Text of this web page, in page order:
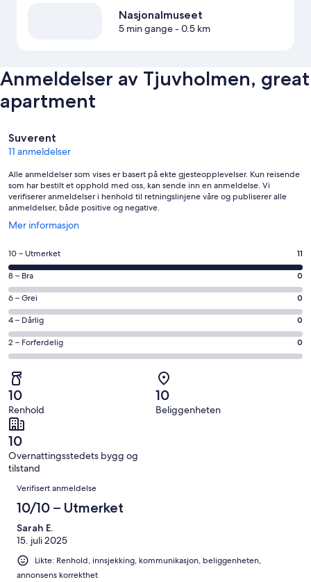
Nasjonalmuseet
5 min gange- 0.5 km
Anmeldelser av Tjuvholmen, great
apartment
Anmeldelser
Suverent
11 anmeldelser
Alle anmeldelser som vises er basert på ekte gjesteopplevelser. Kun reisende
som har bestilt et opphold med oss, kan sende inn en anmeldelse. Vi
verifiserer anmeldelser i henhold til retningslinjene våre og publiserer alle
anmeldelser, både positive og negative.
Mer informasjon
Åpnes
et
nytt
vindu
Rangering
på
10
−
Utmerket.
11
av
totalt
11
anmeldelser.
10 – Utmerket 11
Rangering
på
8
−
Bra.
0
totalt
11
anmeldelser.
8 – Bra 0
Rangering
på
6
−
Grei.
0
av
totalt
11
anmeldelser.
6 – Grei 0
Rangering
på
4
Dårlig.
0
av
totalt
11
anmeldelser.
4 – Dårlig 0
Rangering
på
2
−
Forferdelig.
0
av
totalt
11
anmeldelser.
2 – Forferdelig 0
10
Renhold
10
Beliggenheten
10
Overnattingsstedets bygg og
tilstand
Anmeldelser
Verifisert anmeldelse
10/10 – Utmerket
Sarah E.
15. juli 2025
Likte: Renhold, innsjekking, kommunikasjon, beliggenheten,
annonsens korrekthet